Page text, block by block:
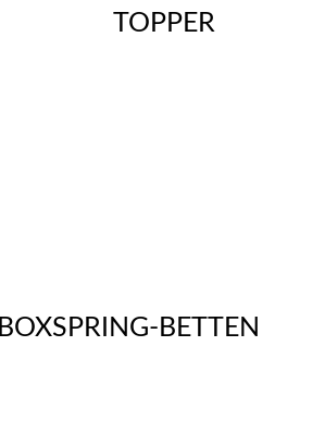
TOPPER
BOXSPRING-BETTEN